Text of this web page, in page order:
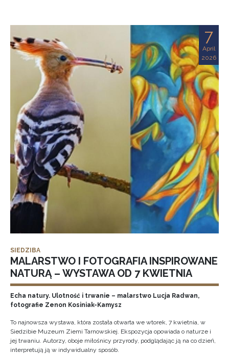
7
April
2026
SIEDZIBA
MALARSTWO I FOTOGRAFIA INSPIROWANE
NATURĄ – WYSTAWA OD 7 KWIETNIA
Echa natury. Ulotność i trwanie – malarstwo Lucja Radwan,
fotografie Zenon Kosiniak-Kamysz
To najnowsza wystawa, która została otwarta we wtorek, 7 kwietnia, w
Siedzibie Muzeum Ziemi Tarnowskiej. Ekspozycja opowiada o naturze i
jej trwaniu. Autorzy, oboje miłośnicy przyrody, podglądając ją na co dzień,
interpretują ją w indywidualny sposób.